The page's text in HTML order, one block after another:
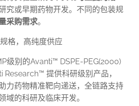
究或早期药物开发。不同的包装规
采购需求。
格，高纯度供应
级别的Avanti™ DSPE-PEG(2000)
Research™ 提供科研级别产品，
力药物精准靶向递送，全链路支持
域的科研及临床开发。